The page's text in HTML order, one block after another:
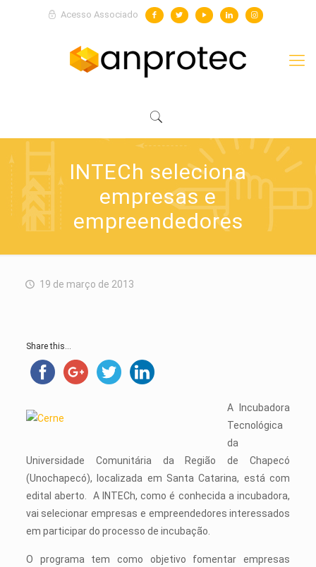
Acesso Associado
INTECh seleciona
empresas e
empreendedores
19 de março de 2013
Share this...
A Incubadora
Tecnológica
da
Universidade Comunitária da Região de Chapecó
(Unochapecó), localizada em Santa Catarina, está com
edital aberto. A INTECh, como é conhecida a incubadora,
vai selecionar empresas e empreendedores interessados
em participar do processo de incubação.
O programa tem como objetivo fomentar empresas